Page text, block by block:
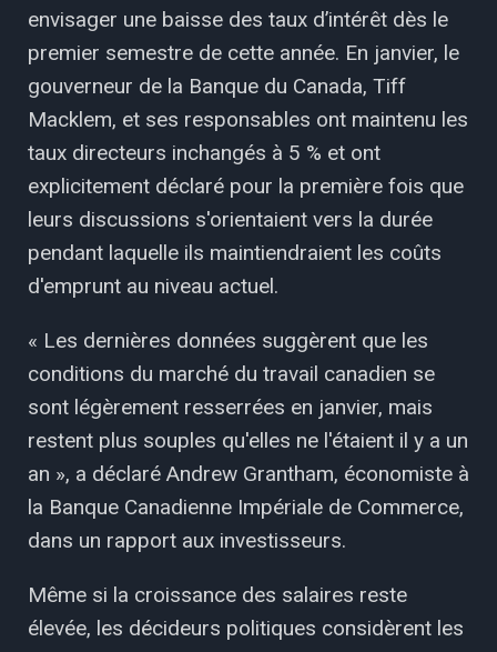
envisager une baisse des taux d’intérêt dès le
premier semestre de cette année. En janvier, le
gouverneur de la Banque du Canada, Tiff
Macklem, et ses responsables ont maintenu les
taux directeurs inchangés à 5 % et ont
explicitement déclaré pour la première fois que
leurs discussions s'orientaient vers la durée
pendant laquelle ils maintiendraient les coûts
d'emprunt au niveau actuel.
« Les dernières données suggèrent que les
conditions du marché du travail canadien se
sont légèrement resserrées en janvier, mais
restent plus souples qu'elles ne l'étaient il y a un
an », a déclaré Andrew Grantham, économiste à
la Banque Canadienne Impériale de Commerce,
dans un rapport aux investisseurs.
Même si la croissance des salaires reste
élevée, les décideurs politiques considèrent les